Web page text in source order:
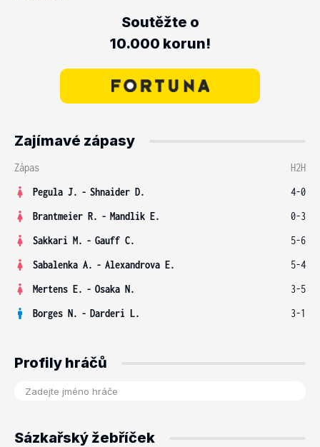
Soutěžte o
10.000 korun!
Zajímavé zápasy
Zápas
H2H
Pegula J. - Shnaider D.
4-0
Brantmeier R. - Mandlik E.
0-3
Sakkari M. - Gauff C.
5-6
Sabalenka A. - Alexandrova E.
5-4
Mertens E. - Osaka N.
3-5
Borges N. - Darderi L. 3-1
Profily hráčů
Sázkařský žebříček